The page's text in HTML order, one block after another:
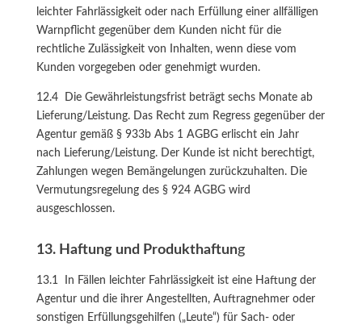
leichter Fahrlässigkeit oder nach Erfüllung einer allfälligen
Warnpflicht gegenüber dem Kunden nicht für die
rechtliche Zulässigkeit von Inhalten, wenn diese vom
Kunden vorgegeben oder genehmigt wurden.
12.4 Die Gewährleistungsfrist beträgt sechs Monate ab
Lieferung/Leistung. Das Recht zum Regress gegenüber der
Agentur gemäß § 933b Abs 1 AGBG erlischt ein Jahr
nach Lieferung/Leistung. Der Kunde ist nicht berechtigt,
Zahlungen wegen Bemängelungen zurückzuhalten. Die
Vermutungsregelung des § 924 AGBG wird
ausgeschlossen.
13. Haftung und Produkthaftung
13.1 In Fällen leichter Fahrlässigkeit ist eine Haftung der
Agentur und die ihrer Angestellten, Auftragnehmer oder
sonstigen Erfüllungsgehilfen („Leute“) für Sach- oder